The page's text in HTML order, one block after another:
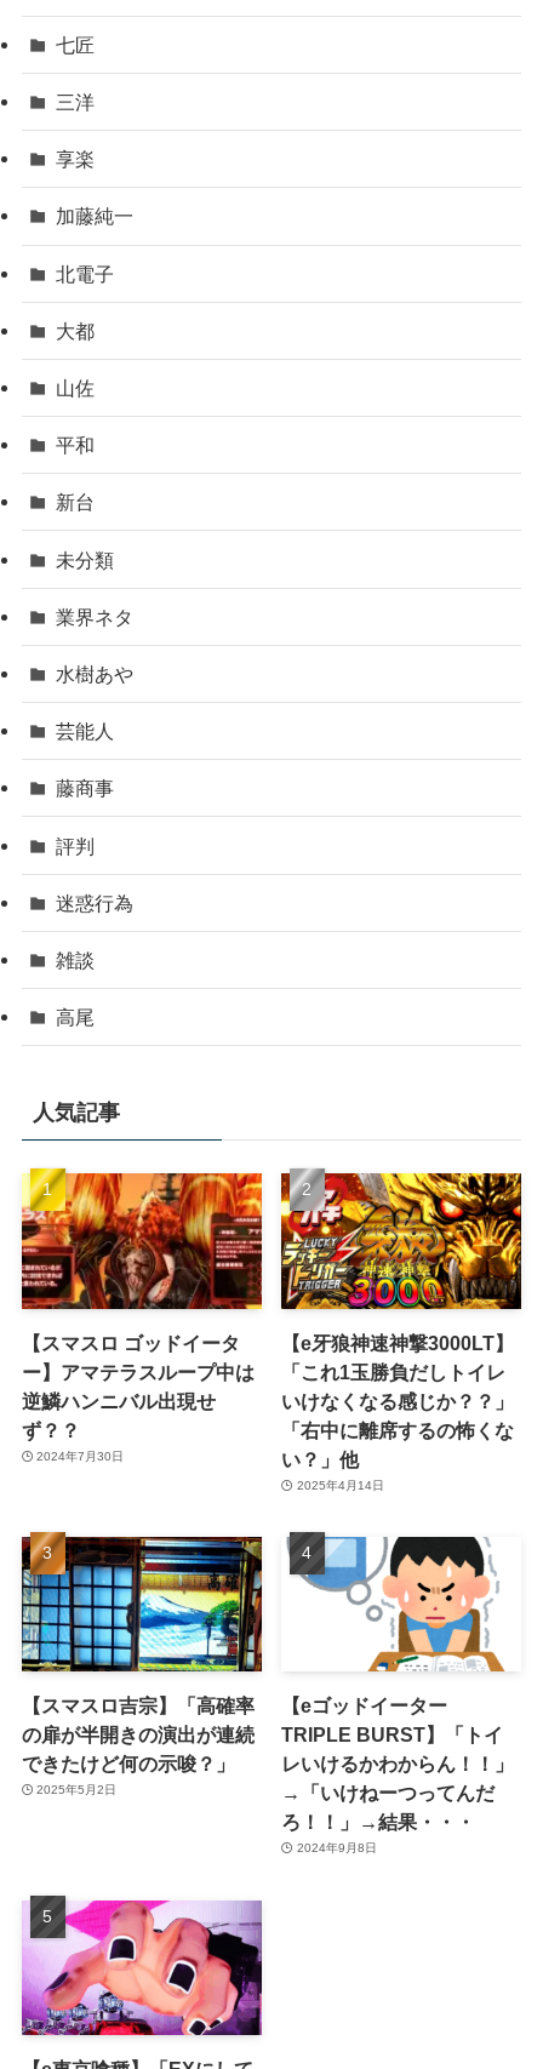
七匠
三洋
享楽
加藤純一
北電子
大都
山佐
平和
新台
未分類
業界ネタ
水樹あや
芸能人
藤商事
評判
迷惑行為
雑談
高尾
人気記事
【スマスロ ゴッドイータ
ー】アマテラスループ中は
逆鱗ハンニバル出現せ
ず？？
2024年7月30日
【e牙狼神速神撃3000LT】
「これ1玉勝負だしトイレ
いけなくなる感じか？？」
「右中に離席するの怖くな
い？」他
2025年4月14日
【スマスロ吉宗】「高確率
の扉が半開きの演出が連続
できたけど何の示唆？」
2025年5月2日
【eゴッドイーター
TRIPLE BURST】「トイ
レいけるかわからん！！」
→「いけねーつってんだ
ろ！！」→結果・・・
2024年9月8日